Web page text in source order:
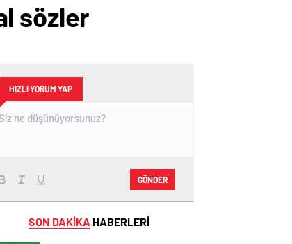
sözler
HIZLI YORUM YAP
GÖNDER
SON DAKİKA HABERLERİ